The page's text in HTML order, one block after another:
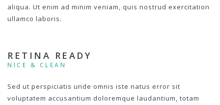
aliqua. Ut enim ad minim veniam, quis nostrud exercitation
ullamco laboris.
RETINA READY
NICE & CLEAN
Sed ut perspiciatis unde omnis iste natus error sit
voluptatem accusantium doloremque laudantium, totam